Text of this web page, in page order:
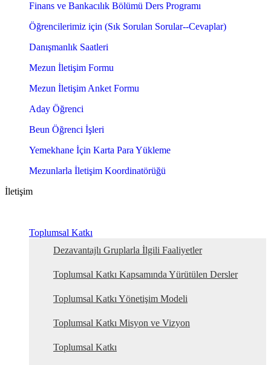
Finans ve Bankacılık Bölümü Ders Programı
Öğrencilerimiz için (Sık Sorulan Sorular--Cevaplar)
Danışmanlık Saatleri
Mezun İletişim Formu
Mezun İletişim Anket Formu
Aday Öğrenci
Beun Öğrenci İşleri
Yemekhane İçin Karta Para Yükleme
Mezunlarla İletişim Koordinatörüğü
İletişim
Toplumsal Katkı
Dezavantajlı Gruplarla İlgili Faaliyetler
Toplumsal Katkı Kapsamında Yürütülen Dersler
Toplumsal Katkı Yönetişim Modeli
Toplumsal Katkı Misyon ve Vizyon
Toplumsal Katkı